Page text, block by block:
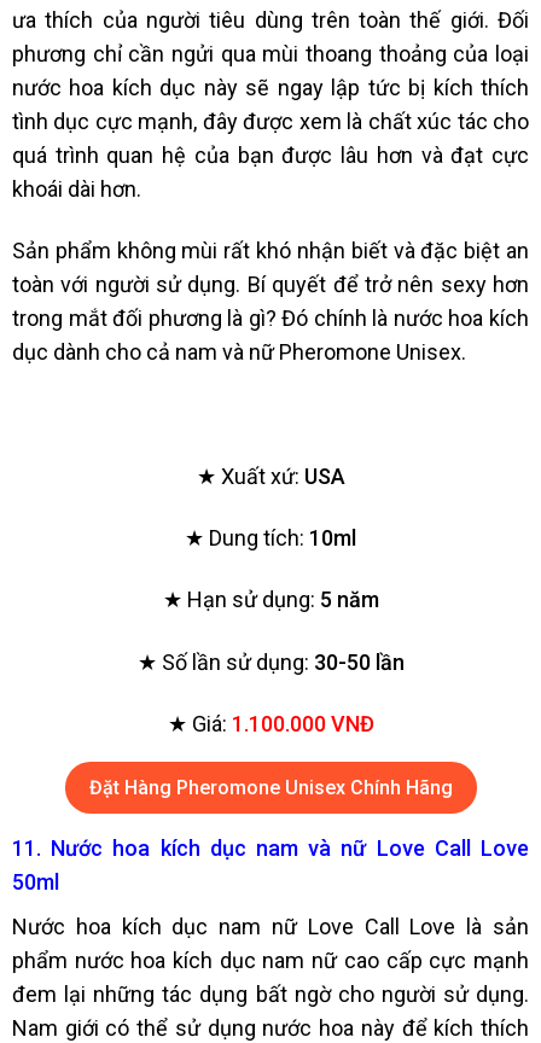
ưa thích của người tiêu dùng trên toàn thế giới. Đối
phương chỉ cần ngửi qua mùi thoang thoảng của loại
nước hoa kích dục này sẽ ngay lập tức bị kích thích
tình dục cực mạnh, đây được xem là chất xúc tác cho
quá trình quan hệ của bạn được lâu hơn và đạt cực
khoái dài hơn.
Sản phẩm không mùi rất khó nhận biết và đặc biệt an
toàn với người sử dụng. Bí quyết để trở nên sexy hơn
trong mắt đối phương là gì? Đó chính là nước hoa kích
dục dành cho cả nam và nữ Pheromone Unisex.
★ Xuất xứ: USA
★ Dung tích: 10ml
★ Hạn sử dụng: 5 năm
★ Số lần sử dụng: 30-50 lần
★ Giá: 1.100.000 VNĐ
Đặt Hàng Pheromone Unisex Chính Hãng
11. Nước hoa kích dục nam và nữ Love Call Love
50ml
Nước hoa kích dục nam nữ Love Call Love là sản
phẩm nước hoa kích dục nam nữ cao cấp cực mạnh
đem lại những tác dụng bất ngờ cho người sử dụng.
Nam giới có thể sử dụng nước hoa này để kích thích